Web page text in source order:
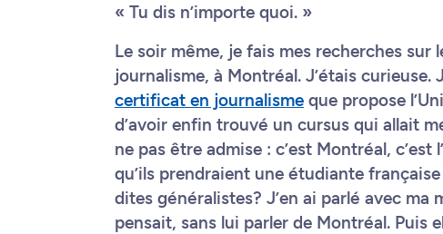
« Tu dis n’importe quoi. »
Le soir même, je fais mes recherches sur
journalisme, à Montréal. J’étais
certificat en journalisme que propose
d’avoir enfin trouvé un cursus qui allait
ne pas être admise : c’est Montréal,
qu’ils prendraient une étudiante
dites généralistes? J’en ai parlé avec ma
pensait, sans lui parler de Montréal. Puis